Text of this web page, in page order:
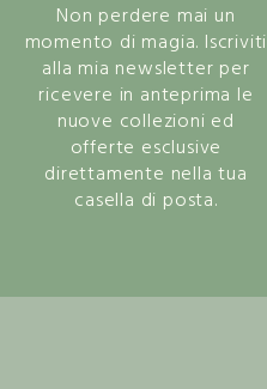
Non perdere mai un
momento di magia. Iscriviti
alla mia newsletter per
ricevere in anteprima le
nuove collezioni ed
offerte esclusive
direttamente nella tua
casella di posta.